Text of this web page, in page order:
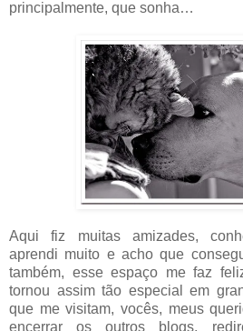
principalmente, que sonha…
Aqui fiz muitas amizades,
aprendi muito e acho que
também, esse espaço me faz
tornou assim tão especial em
que me visitam, vocês, meus
encerrar os outros blogs,